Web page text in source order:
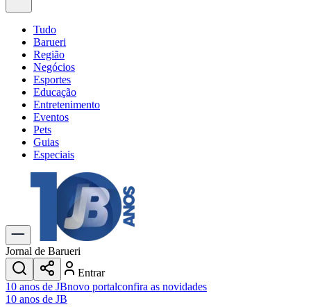
Tudo
Barueri
Região
Negócios
Esportes
Educação
Entretenimento
Eventos
Pets
Guias
Especiais
Explore Tudo
Últimas Notícias
Previsão do Tempo
Trânsito e Rotas
Dia a Dia & Lazer
Transportes
Gastronomia
Cinema & Shows
JogosNovo
Jornal de Barueri
Entrar
10 anos de JBnovo portalconfira as novidades
10 anos de JB